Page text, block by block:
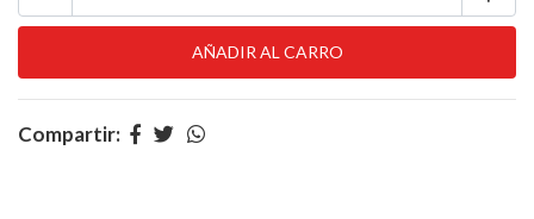
Compartir: